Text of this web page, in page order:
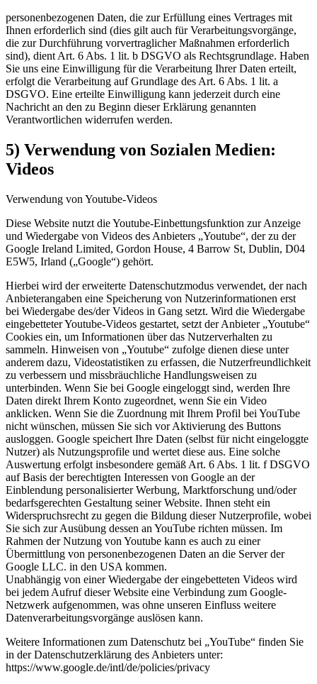
personenbezogenen Daten, die zur Erfüllung eines Vertrages mit
Ihnen erforderlich sind (dies gilt auch für Verarbeitungsvorgänge,
die zur Durchführung vorvertraglicher Maßnahmen erforderlich
sind), dient Art. 6 Abs. 1 lit. b DSGVO als Rechtsgrundlage. Haben
Sie uns eine Einwilligung für die Verarbeitung Ihrer Daten erteilt,
erfolgt die Verarbeitung auf Grundlage des Art. 6 Abs. 1 lit. a
DSGVO. Eine erteilte Einwilligung kann jederzeit durch eine
Nachricht an den zu Beginn dieser Erklärung genannten
Verantwortlichen widerrufen werden.
5) Verwendung von Sozialen Medien:
Videos
Verwendung von Youtube-Videos
Diese Website nutzt die Youtube-Einbettungsfunktion zur Anzeige
und Wiedergabe von Videos des Anbieters „Youtube“, der zu der
Google Ireland Limited, Gordon House, 4 Barrow St, Dublin, D04
E5W5, Irland („Google“) gehört.
Hierbei wird der erweiterte Datenschutzmodus verwendet, der nach
Anbieterangaben eine Speicherung von Nutzerinformationen erst
bei Wiedergabe des/der Videos in Gang setzt. Wird die Wiedergabe
eingebetteter Youtube-Videos gestartet, setzt der Anbieter „Youtube“
Cookies ein, um Informationen über das Nutzerverhalten zu
sammeln. Hinweisen von „Youtube“ zufolge dienen diese unter
anderem dazu, Videostatistiken zu erfassen, die Nutzerfreundlichkeit
zu verbessern und missbräuchliche Handlungsweisen zu
unterbinden. Wenn Sie bei Google eingeloggt sind, werden Ihre
Daten direkt Ihrem Konto zugeordnet, wenn Sie ein Video
anklicken. Wenn Sie die Zuordnung mit Ihrem Profil bei YouTube
nicht wünschen, müssen Sie sich vor Aktivierung des Buttons
ausloggen. Google speichert Ihre Daten (selbst für nicht eingeloggte
Nutzer) als Nutzungsprofile und wertet diese aus. Eine solche
Auswertung erfolgt insbesondere gemäß Art. 6 Abs. 1 lit. f DSGVO
auf Basis der berechtigten Interessen von Google an der
Einblendung personalisierter Werbung, Marktforschung und/oder
bedarfsgerechten Gestaltung seiner Website. Ihnen steht ein
Widerspruchsrecht zu gegen die Bildung dieser Nutzerprofile, wobei
Sie sich zur Ausübung dessen an YouTube richten müssen. Im
Rahmen der Nutzung von Youtube kann es auch zu einer
Übermittlung von personenbezogenen Daten an die Server der
Google LLC. in den USA kommen.
Unabhängig von einer Wiedergabe der eingebetteten Videos wird
bei jedem Aufruf dieser Website eine Verbindung zum Google-
Netzwerk aufgenommen, was ohne unseren Einfluss weitere
Datenverarbeitungsvorgänge auslösen kann.
Weitere Informationen zum Datenschutz bei „YouTube“ finden Sie
in der Datenschutzerklärung des Anbieters unter:
https://www.google.de/intl/de/policies/privacy